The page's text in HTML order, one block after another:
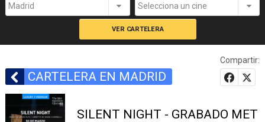
Madrid
Selecciona un cine
CARTELERA EN MADRID
Compartir:
SILENT NIGHT - GRABADO MET